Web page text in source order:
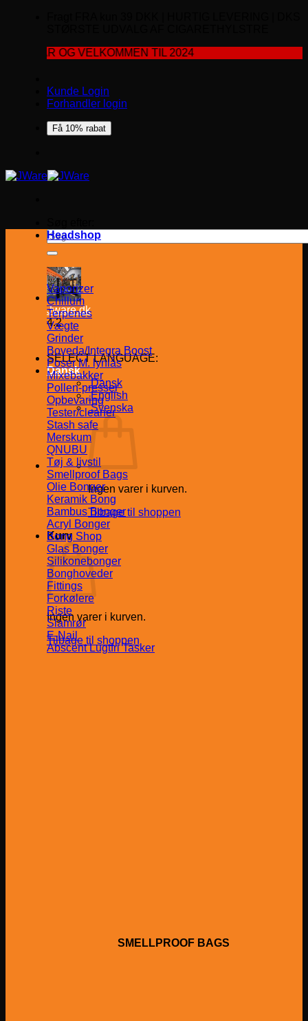
OG VELKOMMEN TIL 2024
Kunde Login
Forhandler login
Få 10% rabat
Jware.dk
4.2
SELECT LANGUAGE:
Dansk
Dansk
English
Svenska
Ingen varer i kurven.
Tilbage til shoppen
Kurv
Ingen varer i kurven.
Tilbage til shoppen
Headshop
Vaporizer
Chillum
Terpenes
Vægte
Grinder
Boveda/Integra Boost
Poser M. lynlås
Mixebakker
Pollen-presser
Opbevaring
Tester/cleaner
Stash safe
Merskum
QNUBU
Tøj & livstil
Smellproof Bags
Olie Bonger
Keramik Bong
Bambus Bonger
Acryl Bonger
Bong Shop
Glas Bonger
Silikonebonger
Bonghoveder
Fittings
Forkølere
Riste
Slamrør
E-Nail
Abscent Lugtfri Tasker
SMELLPROOF BAGS